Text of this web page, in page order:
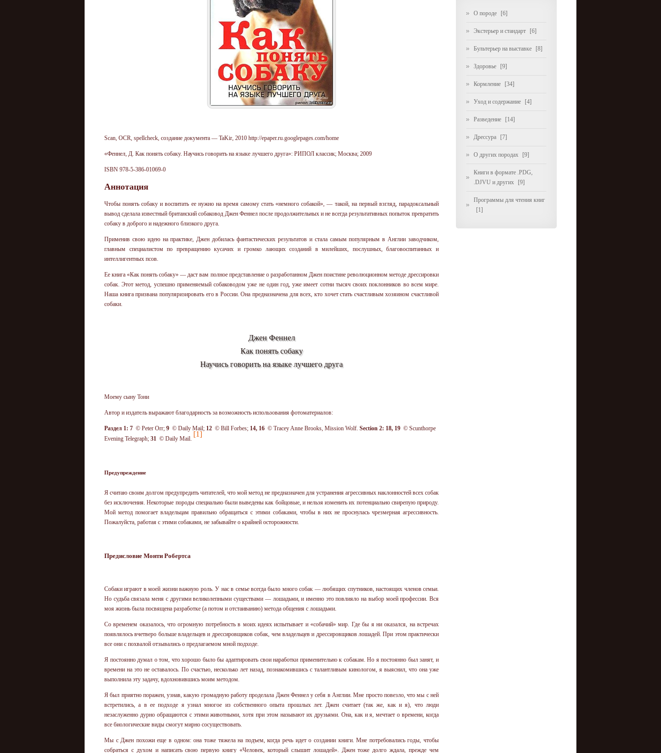
Scan, OCR, spellcheck, создание документа — TaKir, 2010 http://epaper.ru.googlepages.com/home
«Феннел, Д. Как понять собаку. Научись говорить на языке лучшего друга»: РИПОЛ классик; Москва; 2009
ISBN 978-5-386-01069-0
Аннотация
Чтобы понять собаку и воспитать ее нужно на время самому стать «немного собакой», — такой, на первый взгляд, парадоксальный
вывод сделала известный британский собаковод Джен Феннел после продолжительных и не всегда результативных попыток превратить
собаку в доброго и надежного близкого друга.
Применив свою идею на практике, Джен добилась фантастических результатов и стала самым популярным в Англии заводчиком,
главным специалистом по превращению кусачих и громко лающих созданий в милейших, послушных, благовоспитанных и
интеллигентных псов.
Ее книга «Как понять собаку» — даст вам полное представление о разработанном Джен поистине революционном методе дрессировки
собак. Этот метод, успешно применяемый собаководом уже не один год, уже имеет сотни тысяч своих поклонников во всем мире.
Наша книга призвана популяризировать его в России. Она предназначена для всех, кто хочет стать счастливым хозяином счастливой
собаки.
Джен Феннел
Как понять собаку
Научись говорить на языке лучшего друга
Моему сыну Тони
Автор и издатель выражают благодарность за возможность использования фотоматериалов:
Раздел 1: 7 © Peter Orr; 9 © Daily Mail; 12 © Bill Forbes; 14, 16 © Tracey Anne Brooks, Mission Wolf. Section 2: 18, 19 © Scunthorpe
Evening Telegraph; 31 © Daily Mail.
[1]
Предупреждение
Я считаю своим долгом предупредить читателей, что мой метод не предназначен для устранения агрессивных наклонностей всех собак
без исключения. Некоторые породы специально были выведены как бойцовые, и нельзя изменить их потенциально свирепую природу.
Мой метод помогает владельцам правильно обращаться с этими собаками, чтобы в них не проснулась чрезмерная агрессивность.
Пожалуйста, работая с этими собаками, не забывайте о крайней осторожности.
Предисловие Монти Робертса
Собаки играют в моей жизни важную роль. У нас в семье всегда было много собак — любящих спутников, настоящих членов семьи.
Но судьба связала меня с другими великолепными существами — лошадьми, и именно это повлияло на выбор моей профессии. Вся
моя жизнь была посвящена разработке (а потом и отстаиванию) метода общения с лошадьми.
Со временем оказалось, что огромную потребность в моих идеях испытывает и «собачий» мир. Где бы я ни оказался, на встречах
появлялось вчетверо больше владельцев и дрессировщиков собак, чем владельцев и дрессировщиков лошадей. При этом практически
все они с похвалой отзывались о предлагаемом мной подходе.
Я постоянно думал о том, что хорошо было бы адаптировать свои наработки применительно к собакам. Но я постоянно был занят, и
времени на это не оставалось. По счастью, несколько лет назад, познакомившись с талантливым кинологом, я выяснил, что она уже
выполнила эту задачу, вдохновившись моим методом.
Я был приятно поражен, узнав, какую громадную работу проделала Джен Феннел у себя в Англии. Мне просто повезло, что мы с ней
встретились, а в ее подходе я узнал многое из собственного опыта прошлых лет. Джен считает (так же, как и я), что люди
незаслуженно дурно обращаются с этими животными, хотя при этом называют их друзьями. Она, как и я, мечтает о времени, когда
все биологические виды смогут мирно сосуществовать.
Мы с Джен похожи еще в одном: она тоже тяжела на подъем, когда речь идет о создании книги. Мне потребовались годы, чтобы
собраться с духом и написать свою первую книгу «Человек, который слышит лошадей». Джен тоже долго ждала, прежде чем
О породе [6]
Экстерьер и стандарт [6]
Бультерьер на выставке [8]
Здоровье [9]
Кормление [34]
Уход и содержание [4]
Разведение [14]
Дрессура [7]
О других породах [9]
Книги в формате .PDG,
.DJVU и других
[9]
Программы для чтения книг
[1]